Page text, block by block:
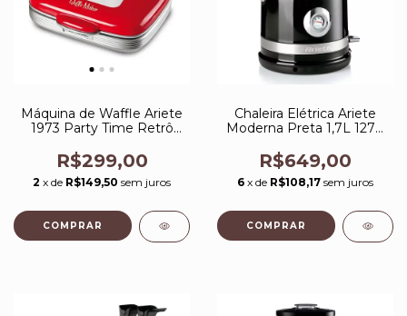
Máquina de Waffle Ariete
1973 Party Time Retrô
R$299,00
2 x de R$149,50 sem juros
Chaleira Elétrica Ariete
Moderna Preta 1,7L 127V
R$649,00
6 x de R$108,17 sem juros